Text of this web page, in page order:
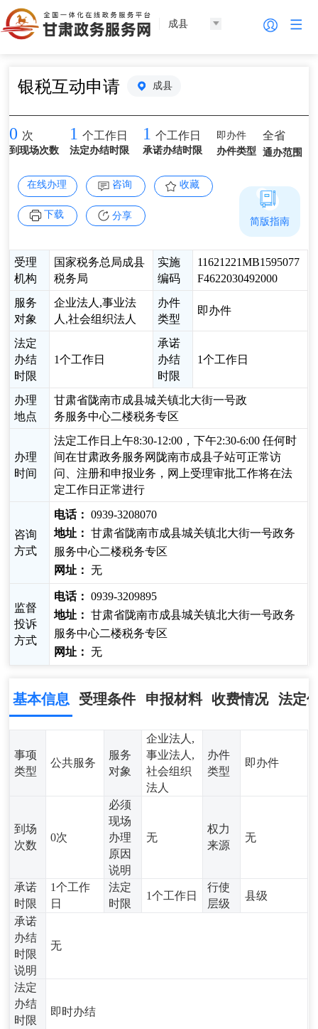
成县
银税互动申请 成县
0 次
到现场次数
1 个工作日
法定办结时限
1 个工作日
承诺办结时限
即办件
办件类型
全省
通办范围
在线办理 咨询 收藏
下载 分享
受理
机构
国家税务总局成县
税务局
实施
编码
11621221MB1595077
F4622030492000
服务
对象
企业法人,事业法
人,社会组织法人
办件
类型
即办件
法定
办结
时限
1个工作日
承诺
办结
时限
1个工作日
办理
地点
甘肃省陇南市成县城关镇北大街一号政
务服务中心二楼税务专区
办理
时间
法定工作日上午8:30-12:00，下午2:30-6:00 任何时
间在甘肃政务服务网陇南市成县子站可正常访
问、注册和申报业务，网上受理审批工作将在法
定工作日正常进行
咨询
方式
电话： 0939-3208070
地址： 甘肃省陇南市成县城关镇北大街一号政务
服务中心二楼税务专区
网址： 无
监督
投诉
方式
电话： 0939-3209895
地址： 甘肃省陇南市成县城关镇北大街一号政务
服务中心二楼税务专区
网址： 无
简版指南
基本信息 受理条件 申报材料 收费情况 法定
事项
类型
公共服务
服务
对象
企业法人,
事业法人,
社会组织
法人
办件
类型
即办件
到场
次数
0次
必须
现场
办理
原因
说明
无
权力
来源
无
承诺
时限
1个工作
日
法定
时限
1个工作日
行使
层级
县级
承诺
办结
时限
说明
无
法定
办结
时限
即时办结